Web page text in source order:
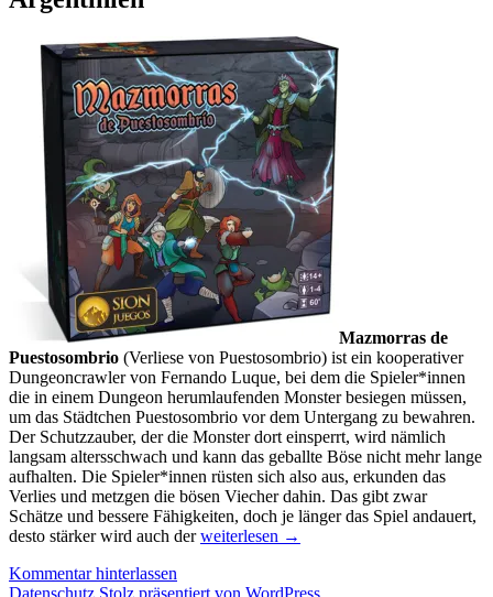
Mazmorras de
Puestosombrio (Verliese von Puestosombrio) ist ein kooperativer
Dungeoncrawler von Fernando Luque, bei dem die Spieler*innen
die in einem Dungeon herumlaufenden Monster besiegen müssen,
um das Städtchen Puestosombrio vor dem Untergang zu bewahren.
Der Schutzzauber, der die Monster dort einsperrt, wird nämlich
langsam altersschwach und kann das geballte Böse nicht mehr lange
aufhalten. Die Spieler*innen rüsten sich also aus, erkunden das
Verlies und metzgen die bösen Viecher dahin. Das gibt zwar
Schätze und bessere Fähigkeiten, doch je länger das Spiel andauert,
desto stärker wird auch derNeue
weiterlesen →
Kommentar hinterlassen